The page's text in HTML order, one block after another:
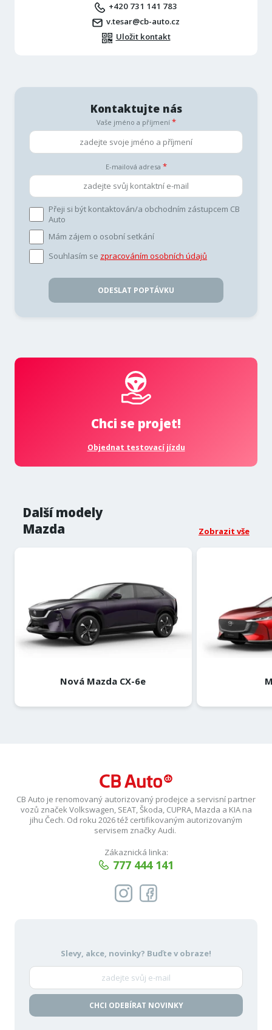
+420 731 141 783
v.tesar@cb-auto.cz
Uložit kontakt
Kontaktujte nás
Vaše jméno a příjmení
E-mailová adresa
Přeji si být kontaktován/a obchodním zástupcem CB
Auto
Mám zájem o osobní setkání
Souhlasím se zpracováním osobních údajů
ODESLAT POPTÁVKU
Chci se projet!
Objednat testovací jízdu
Další modely
Mazda
Zobrazit vše
Nová Mazda CX-6e
CB Auto je renomovaný autorizovaný prodejce a servisní partner
vozů značek Volkswagen, SEAT, Škoda, CUPRA, Mazda a KIA na
jihu Čech. Od roku 2026 též certifikovaným autorizovaným
servisem značky Audi.
Zákaznická linka:
777 444 141
Slevy, akce, novinky? Buďte v obraze!
CHCI ODEBÍRAT NOVINKY